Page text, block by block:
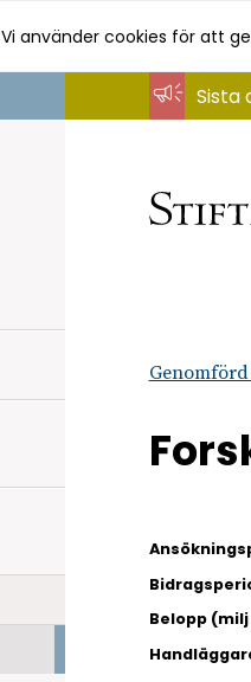
Vi använder cookies för att
Sista
Belopp